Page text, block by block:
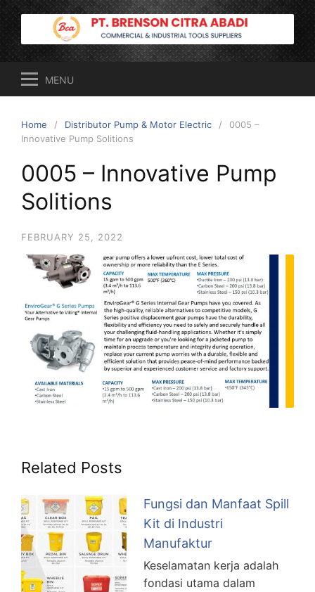
Skip
content
MENU
Home Distributor Pump & Motor Electric
0005 –
Innovative Pump Solitions
0005 – Innovative Pump
Solitions
FEBRUARY 25, 2022
Related Posts
Fungsi dan Manfaat Spill
Kit di Industri
Manufaktur
Keselamatan kerja adalah
fondasi utama dalam